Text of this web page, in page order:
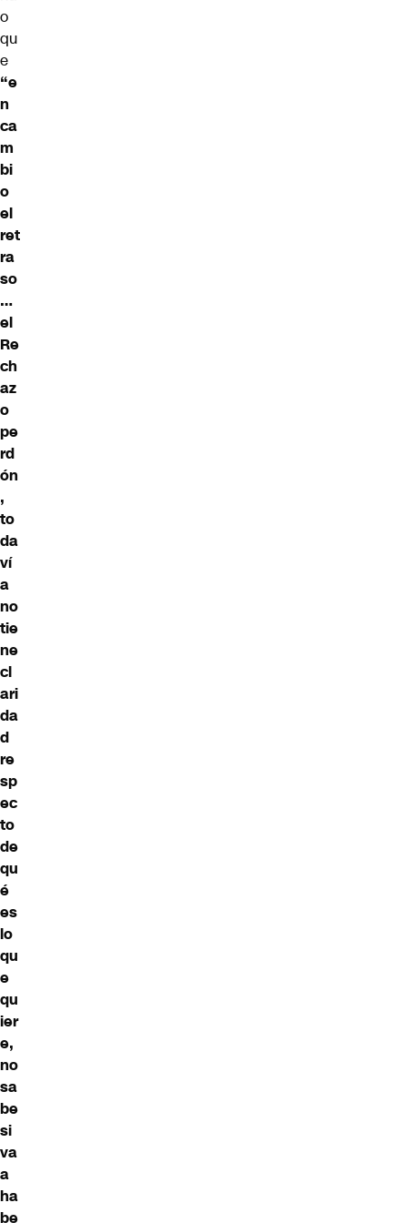
o
qu
e
“e
n
ca
m
bi
o
el
ret
ra
so
…
el
Re
ch
az
o
pe
rd
ón
,
to
da
ví
a
no
tie
ne
cl
ari
da
d
re
sp
ec
to
de
qu
é
es
lo
qu
e
qu
ier
e,
no
sa
be
si
va
a
ha
be